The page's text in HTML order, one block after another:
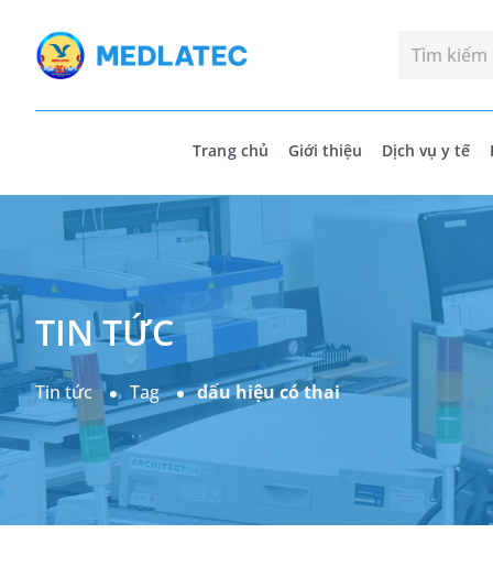
Trang chủ Giới thiệu Dịch vụ y tế
TIN TỨC
Tin tức Tag dấu hiệu có thai